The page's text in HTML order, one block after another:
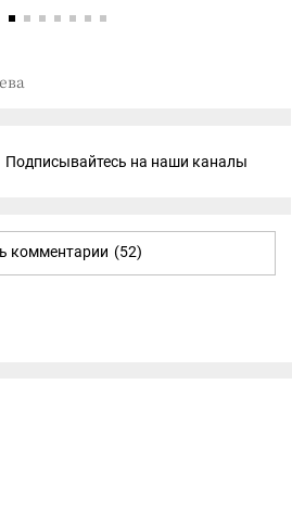
Подписывайтесь на наши каналы
комментарии (52)